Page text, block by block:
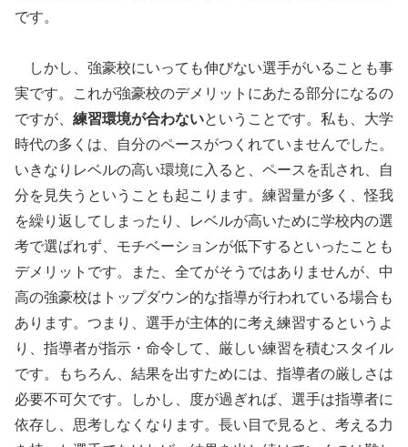
です。
しかし、強豪校にいっても伸びない選手がいることも事
実です。これが強豪校のデメリットにあたる部分になるの
ですが、 練習環境が合わないということです。私も、大学
時代の多くは、自分のペースがつくれていませんでした。
いきなりレベルの高い環境に入ると、ペースを乱され、自
分を見失うということも起こります。練習量が多く、怪我
を繰り返してしまったり、レベルが高いために学校内の選
考で選ばれず、モチベーションが低下するといったことも
デメリットです。また、全てがそうではありませんが、中
高の強豪校はトップダウン的な指導が行われている場合も
あります。つまり、選手が主体的に考え練習するというよ
り、指導者が指示・命令して、厳しい練習を積むスタイル
です。もちろん、結果を出すためには、指導者の厳しさは
必要不可欠です。しかし、度が過ぎれば、選手は指導者に
依存し、思考しなくなります。長い目で見ると、考える力